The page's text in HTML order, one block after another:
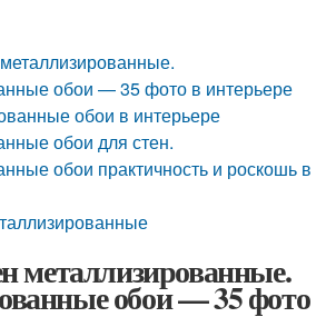
обои — 35 фото в интерьере
обои в интерьере
обои для стен.
обои практичность и роскошь в
металлизированные.
обои — 35 фото